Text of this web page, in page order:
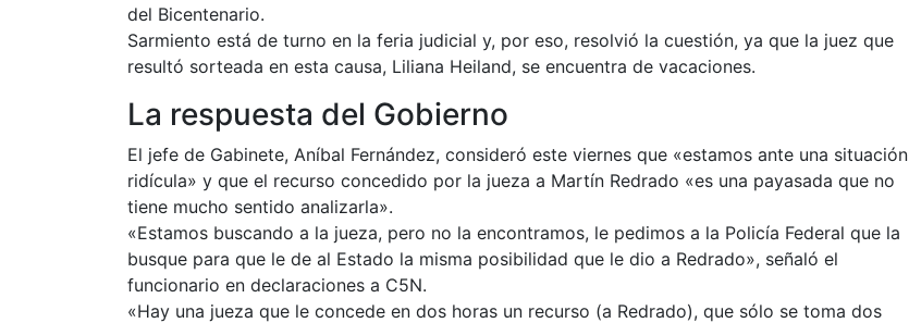
del Bicentenario.
Sarmiento está de turno en la feria judicial y, por eso, resolvió la cuestión, ya que la juez que
resultó sorteada en esta causa, Liliana Heiland, se encuentra de vacaciones.
La respuesta del Gobierno
El jefe de Gabinete, Aníbal Fernández, consideró este viernes que «estamos ante una situación
ridícula» y que el recurso concedido por la jueza a Martín Redrado «es una payasada que no
tiene mucho sentido analizarla».
«Estamos buscando a la jueza, pero no la encontramos, le pedimos a la Policía Federal que la
busque para que le de al Estado la misma posibilidad que le dio a Redrado», señaló el
funcionario en declaraciones a C5N.
«Hay una jueza que le concede en dos horas un recurso (a Redrado), que sólo se toma dos